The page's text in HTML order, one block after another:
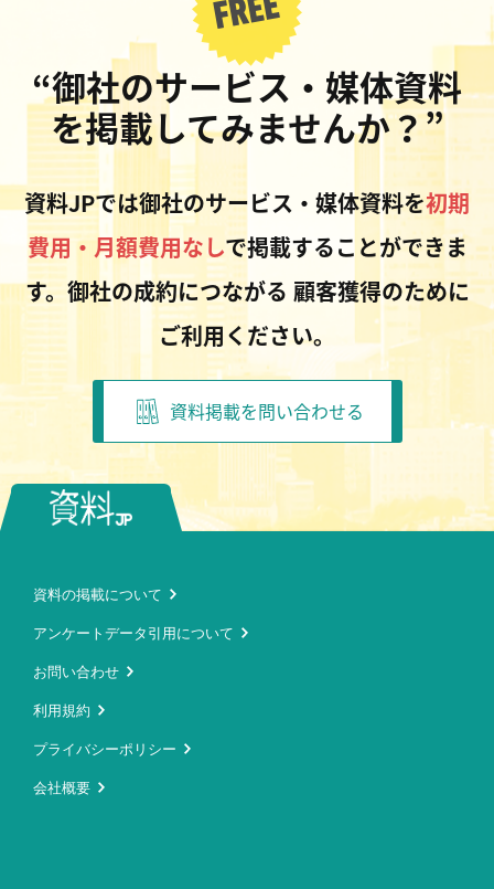
“御社のサービス・媒体資料
を掲載してみませんか？”
資料JPでは御社のサービス・媒体資料を初期
費用・月額費用なしで掲載することができま
す。御社の成約につながる 顧客獲得のために
ご利用ください。
資料掲載を問い合わせる
資料の掲載について
アンケートデータ引用について
お問い合わせ
利用規約
プライバシーポリシー
会社概要